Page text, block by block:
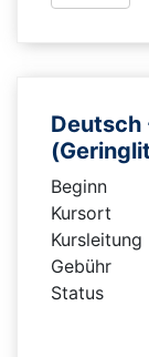
Deutsch
Beginn
Kursort
Kursleitung
Gebühr
Status